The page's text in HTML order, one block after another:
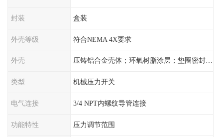
封装 盒装
外壳等级 符合NEMA 4X要求
外壳 压铸铝合金壳体；环氧树脂涂层；垫圈密封；卡紧螺丝
类型 机械压力开关
电气连接 3/4 NPT内螺纹导管连接
功能特性 压力调节范围